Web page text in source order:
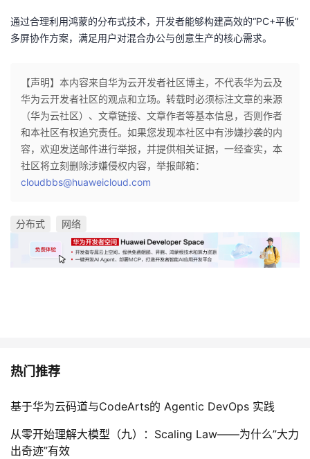
通过合理利用鸿蒙的分布式技术，开发者能够构建高效的“PC+平板”
多屏协作方案，满足用户对混合办公与创意生产的核心需求。
【声明】本内容来自华为云开发者社区博主，不代表华为云及
华为云开发者社区的观点和立场。转载时必须标注文章的来源
（华为云社区）、文章链接、文章作者等基本信息，否则作者
和本社区有权追究责任。如果您发现本社区中有涉嫌抄袭的内
容，欢迎发送邮件进行举报，并提供相关证据，一经查实，本
社区将立刻删除涉嫌侵权内容，举报邮箱：
cloudbbs@huaweicloud.com
分布式 网络
热门推荐
基于华为云码道与CodeArts的 Agentic DevOps 实践
从零开始理解大模型（九）：Scaling Law——为什么”大力
出奇迹”有效